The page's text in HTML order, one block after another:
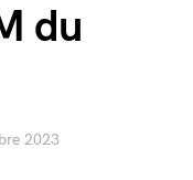
du
2023